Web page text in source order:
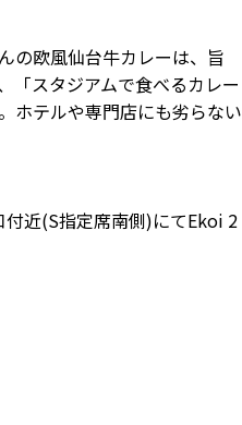
の欧風仙台牛カレーは、旨
「スタジアムで食べるカレー
ホテルや専門店にも劣らない
近(S指定席南側)にてEkoi 2